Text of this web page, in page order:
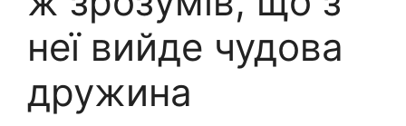
неї вийде чудова
дружина